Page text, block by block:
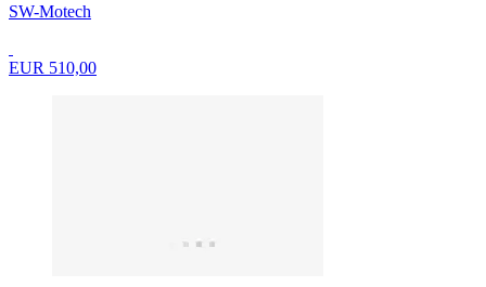
SW-Motech
EUR 510,00